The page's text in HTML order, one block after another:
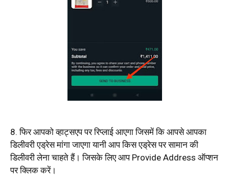
8. फिर आपको व्हाट्सएप पर रिप्लाई आएगा जिसमें कि आपसे आपका
डिलीवरी एड्रेस मांगा जाएगा यानी आप किस एड्रेस पर सामान की
डिलीवरी लेना चाहते हैं। जिसके लिए आप Provide Address ऑप्शन
पर क्लिक करें।